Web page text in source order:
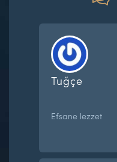
Tuğçe
Efsane lezzet